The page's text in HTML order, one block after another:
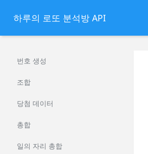
하루의 로또 분석방 API
번호 생성
조합
당첨 데이터
총합
일의 자리 총합